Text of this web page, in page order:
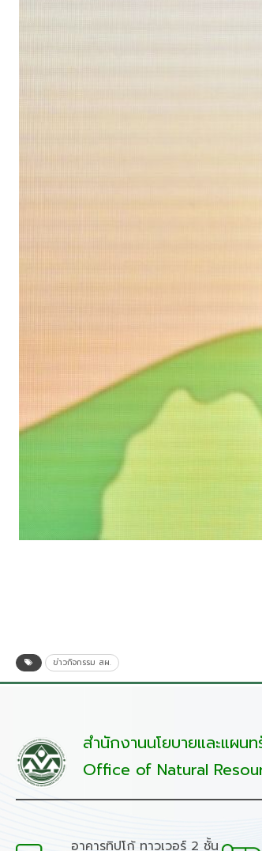
ข่าวกิจกรรม สผ.
สำนักงานนโยบายและแผน
Office of Natural
อาคารทิปโก้ ทาวเวอร์ 2 ชั้น